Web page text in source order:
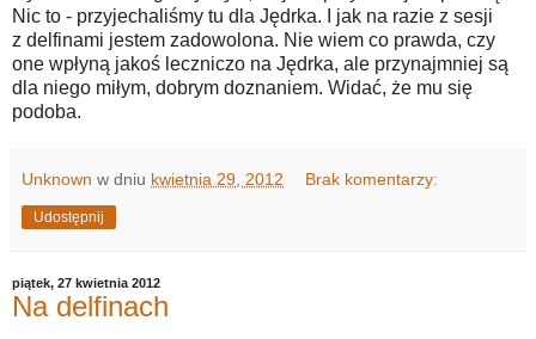
Nic to - przyjechaliśmy tu dla Jędrka. I jak na razie z sesji
z delfinami jestem zadowolona. Nie wiem co prawda, czy
one wpłyną jakoś leczniczo na Jędrka, ale przynajmniej są
dla niego miłym, dobrym doznaniem. Widać, że mu się
podoba.
Unknown w dniu kwietnia 29, 2012 Brak komentarzy:
Udostępnij
piątek, 27 kwietnia 2012
Na delfinach